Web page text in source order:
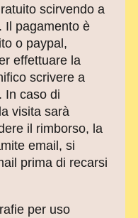
scirvendo a
. Il pagamento è
o paypal,
effettuare la
scrivere a
. In caso di
visita sarà
il rimborso, la
email, si
prima di recarsi
per uso